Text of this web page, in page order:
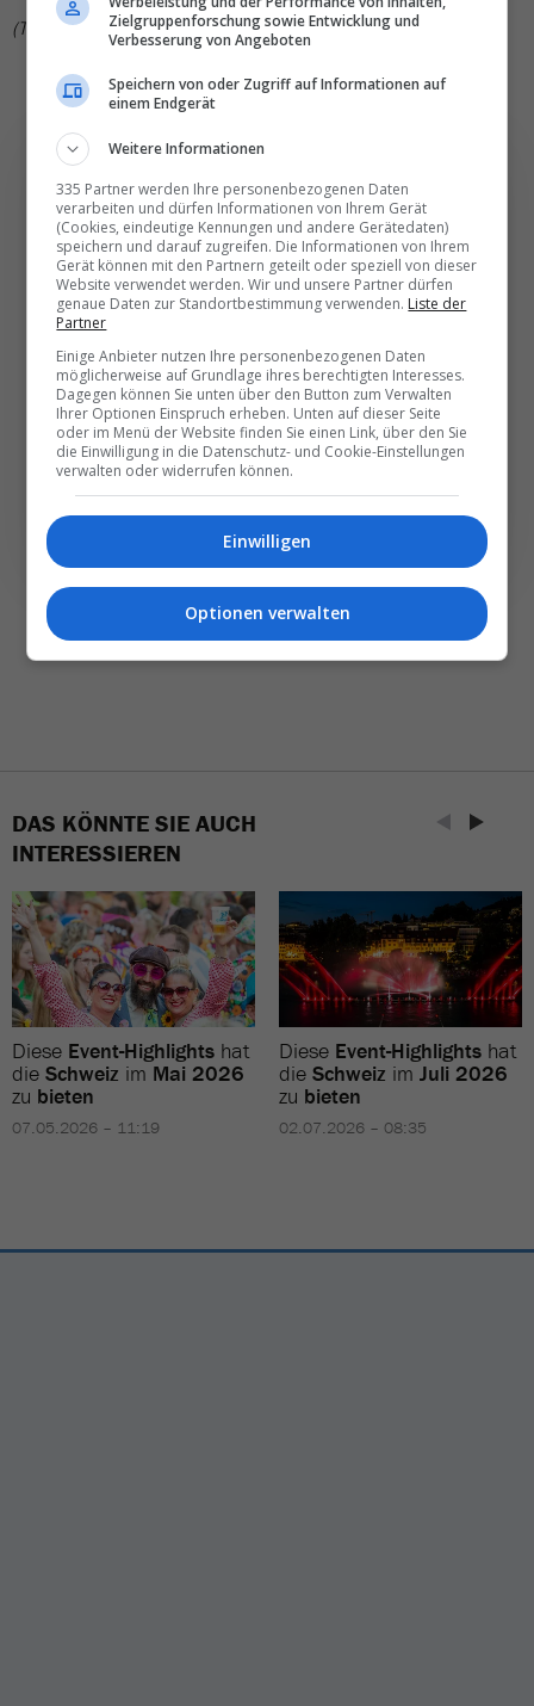
(TN)
Die wichtigsten und
besten News direkt in
Ihr E‑Mail-Postfach
Täglich oder wöchentlich, mit mehr Insights oder
weniger. Bei Travel­news haben Sie die Wahl.
NEWSLETTER ENTDECKEN
DAS KÖNNTE SIE AUCH
INTERESSIEREN
Diese Event-Highlights hat
die Schweiz im Mai 2026
zu bieten
07.05.2026 – 11:19
Diese Event-Highlights hat
die Schweiz im Juli 2026
zu bieten
02.07.2026 – 08:35
Zielgruppenforschung sowie Entwicklung und
Verbesserung von Angeboten
Speichern von oder Zugriff auf Informationen auf
einem Endgerät
Weitere Informationen
335 Partner werden Ihre personenbezogenen Daten
verarbeiten und dürfen Informationen von Ihrem Gerät
(Cookies, eindeutige Kennungen und andere Gerätedaten)
speichern und darauf zugreifen. Die Informationen von Ihrem
Gerät können mit den Partnern geteilt oder speziell von dieser
Website verwendet werden. Wir und unsere Partner dürfen
genaue Daten zur Standortbestimmung verwenden. Liste der
Partner
Einige Anbieter nutzen Ihre personenbezogenen Daten
möglicherweise auf Grundlage ihres berechtigten Interesses.
Dagegen können Sie unten über den Button zum Verwalten
Ihrer Optionen Einspruch erheben. Unten auf dieser Seite
oder im Menü der Website finden Sie einen Link, über den Sie
die Einwilligung in die Datenschutz- und Cookie-Einstellungen
verwalten oder widerrufen können.
Einwilligen
Optionen verwalten